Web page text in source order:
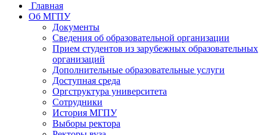
Главная
Об МГПУ
Документы
Сведения об образовательной организации
Прием студентов из зарубежных образовательных
организаций
Дополнительные образовательные услуги
Доступная среда
Оргструктура университета
Сотрудники
История МГПУ
Выборы ректора